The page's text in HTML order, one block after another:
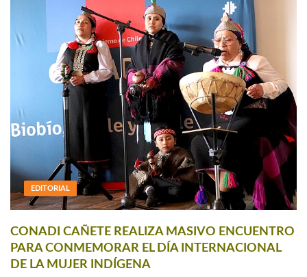
EDITORIAL
CONADI CAÑETE REALIZA MASIVO ENCUENTRO
PARA CONMEMORAR EL DÍA INTERNACIONAL
DE LA MUJER INDÍGENA